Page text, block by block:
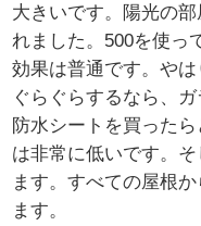
大きいです。陽光の
れました。500を使っ
効果は普通です。や
ぐらぐらするなら、
防水シートを買った
は非常に低いです。
ます。すべての屋根
ます。